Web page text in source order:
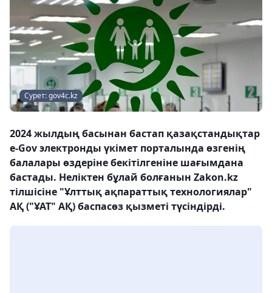
Сурет: gov4c.kz
2024 жылдың басынан бастап қазақстандықтар
e-Gov электронды үкімет порталында өзгенің
балалары өздеріне бекітілгеніне шағымдана
бастады. Неліктен бұлай болғанын Zakon.kz
тілшісіне "Ұлттық ақпараттық технологиялар"
АҚ ("ҰАТ" АҚ) баспасөз қызметі түсіндірді.